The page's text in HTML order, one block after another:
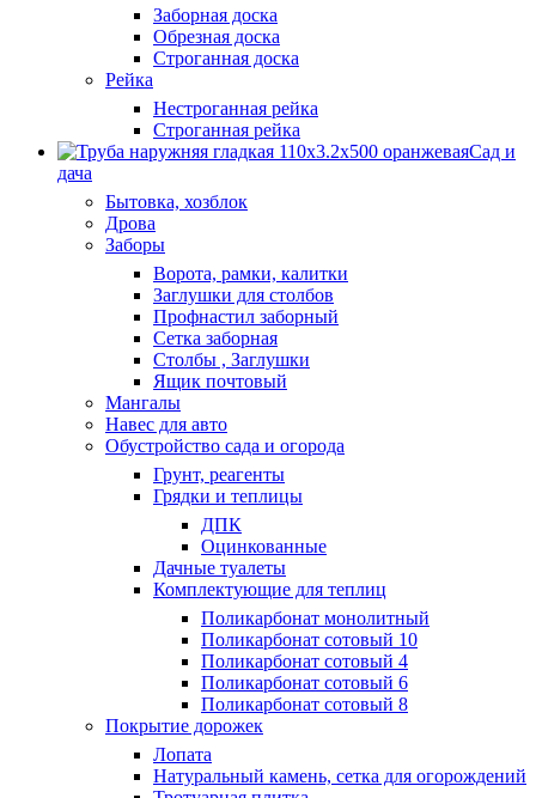
Заборная доска
Обрезная доска
Строганная доска
Рейка
Нестроганная рейка
Строганная рейка
Сад и
дача
Бытовка, хозблок
Дрова
Заборы
Ворота, рамки, калитки
Заглушки для столбов
Профнастил заборный
Сетка заборная
Столбы , Заглушки
Ящик почтовый
Мангалы
Навес для авто
Обустройство сада и огорода
Грунт, реагенты
Грядки и теплицы
ДПК
Оцинкованные
Дачные туалеты
Комплектующие для теплиц
Поликарбонат монолитный
Поликарбонат сотовый 10
Поликарбонат сотовый 4
Поликарбонат сотовый 6
Поликарбонат сотовый 8
Покрытие дорожек
Лопата
Натуральный камень, сетка для огорождений